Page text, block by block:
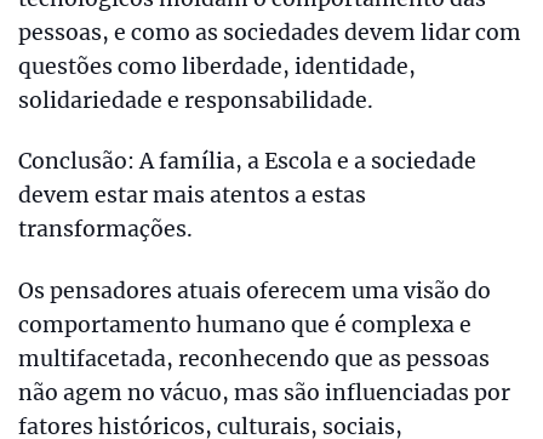
pessoas, e como as sociedades devem lidar com
questões como liberdade, identidade,
solidariedade e responsabilidade.
Conclusão: A família, a Escola e a sociedade
devem estar mais atentos a estas
transformações.
Os pensadores atuais oferecem uma visão do
comportamento humano que é complexa e
multifacetada, reconhecendo que as pessoas
não agem no vácuo, mas são influenciadas por
fatores históricos, culturais, sociais,